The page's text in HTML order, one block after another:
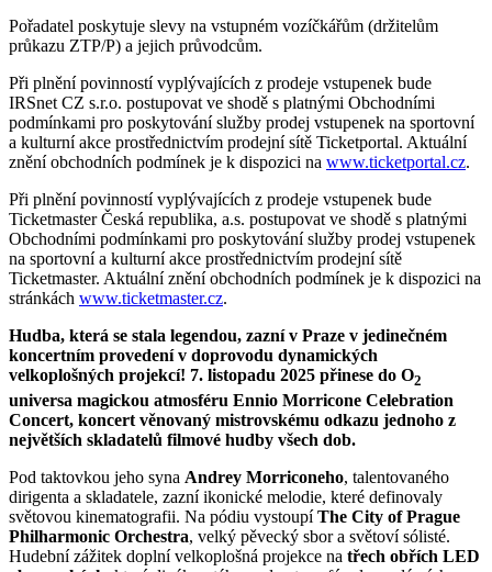
Pořadatel poskytuje slevy na vstupném vozíčkářům (držitelům
průkazu ZTP/P) a jejich průvodcům.
Při plnění povinností vyplývajících z prodeje vstupenek bude
IRSnet CZ s.r.o. postupovat ve shodě s platnými Obchodními
podmínkami pro poskytování služby prodej vstupenek na sportovní
a kulturní akce prostřednictvím prodejní sítě Ticketportal. Aktuální
znění obchodních podmínek je k dispozici na www.ticketportal.cz.
Při plnění povinností vyplývajících z prodeje vstupenek bude
Ticketmaster Česká republika, a.s. postupovat ve shodě s platnými
Obchodními podmínkami pro poskytování služby prodej vstupenek
na sportovní a kulturní akce prostřednictvím prodejní sítě
Ticketmaster. Aktuální znění obchodních podmínek je k dispozici na
stránkách www.ticketmaster.cz.
Hudba, která se stala legendou, zazní v Praze v jedinečném
koncertním provedení v doprovodu dynamických
velkoplošných projekcí! 7. listopadu 2025 přinese do O2
universa magickou atmosféru Ennio Morricone Celebration
Concert, koncert věnovaný mistrovskému odkazu jednoho z
největších skladatelů filmové hudby všech dob.
Pod taktovkou jeho syna Andrey Morriconeho, talentovaného
dirigenta a skladatele, zazní ikonické melodie, které definovaly
světovou kinematografii. Na pódiu vystoupíThe City of Prague
Philharmonic Orchestra, velký pěvecký sbor a světoví sólisté.
Hudební zážitek doplní velkoplošná projekce na třech obřích LED